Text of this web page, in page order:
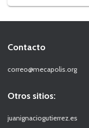
Contacto
correo@mecapolis.org
Otros sitios:
juanignaciogutierrez.es